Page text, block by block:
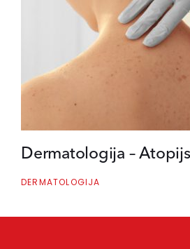
Dermatologija –
DERMATOLOGIJA